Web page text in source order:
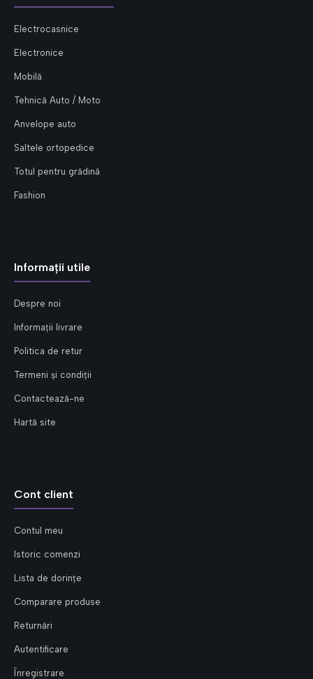
Electrocasnice
Electronice
Mobilă
Tehnică Auto / Moto
Anvelope auto
Saltele ortopedice
Totul pentru grădină
Fashion
Informații utile
Despre noi
Informații livrare
Politica de retur
Termeni și condiții
Contactează-ne
Hartă site
Cont client
Contul meu
Istoric comenzi
Lista de dorințe
Comparare produse
Returnări
Autentificare
Înregistrare